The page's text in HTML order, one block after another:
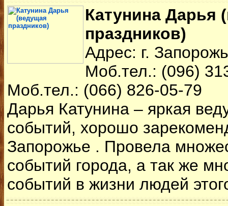
Катунина Дарья
праздников)
Адрес: г.
Моб.тел.: (096)
Моб.тел.: (066) 826-05-79
Дарья Катунина – яркая
событий, хорошо
Запорожье . Провела
событий города, а так же
событий в жизни людей